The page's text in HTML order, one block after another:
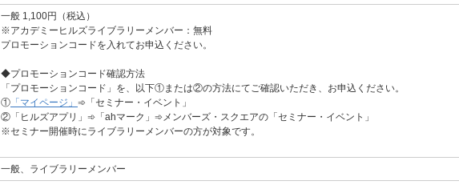
一般 1,100円（税込）
※アカデミーヒルズライブラリーメンバー：無料
プロモーションコードを入れてお申込ください。
◆プロモーションコード確認方法
「プロモーションコード」を、以下①または②の方法にてご確認いただき、お申込ください。
① 「マイページ」 ➾「セミナー・イベント」
②「ヒルズアプリ」➾「ahマーク」➾メンバーズ・スクエアの「セミナー・イベント」
※セミナー開催時にライブラリーメンバーの方が対象です。
一般、ライブラリーメンバー